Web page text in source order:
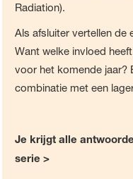
Radiation).
Als afsluiter vertellen de
Want welke invloed
voor het komende jaar?
combinatie met een
Je krijgt alle
serie >